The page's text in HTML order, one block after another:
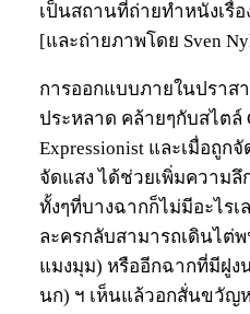
เป็นสถานที่ถ่ายทำหนังเรื่อ
[และถ่ายภาพโดย Sven
การออกแบบภายในปราส
ประหลาด คล้ายๆกับสไตล์
Expressionist และเมื่อถูก
จัดแสง ได้ช่วยเพิ่มความ
ทั้งๆที่บางฉากก็ไม่มีอะไรเ
ละครกลับสามารถเดินไต่
แมงมุม) หรืออีกฉากที่มีฝูง
นก) ฯ เห็นแล้วอกสั่นขวัญ